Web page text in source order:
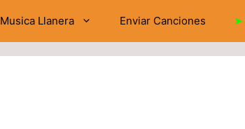
Musica Llanera Enviar Canciones ➤